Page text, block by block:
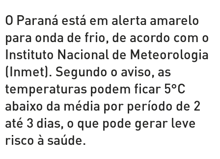
O Paraná está em alerta amarelo
para onda de frio, de acordo com o
Instituto Nacional de Meteorologia
(Inmet). Segundo o aviso, as
temperaturas podem ficar 5°C
abaixo da média por período de 2
até 3 dias, o que pode gerar leve
risco à saúde.